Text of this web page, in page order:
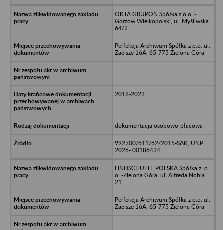
OKTA GRUPON Spółka z o.o. -
Gorzów Wielkopolski, ul. Myśliwska
64/2
Perfekcja Archiwum Spółka z o.o. ul.
Zacisze 16A, 65-775 Zielona Góra
2018-2023
dokumentacja osobowo-płacowa
992700/611/62/2015-SAK; UNP:
2026- 00186434
LINDSCHULTE POLSKA Spółka z .o.
o. -Zielona Góra, ul. Alfreda Nobla
21
Perfekcja Archiwum Spółka z o.o. ul.
Zacisze 16A, 65-775 Zielona Góra